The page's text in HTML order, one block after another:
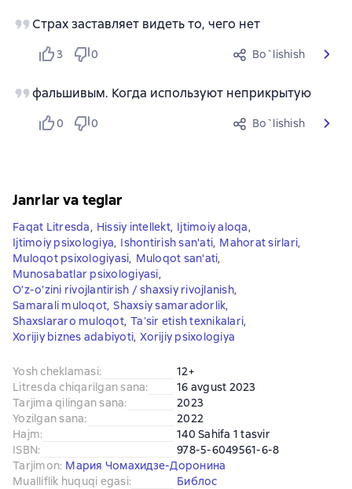
Страх заставляет видеть то, чего нет
3 0 Bo`lishish
фальшивым. Когда используют неприкрытую
0 0 Bo`lishish
Janrlar va teglar
Faqat Litresda, Hissiy intellekt, Ijtimoiy aloqa,
Ijtimoiy psixologiya, Ishontirish san'ati, Mahorat sirlari,
Muloqot psixologiyasi, Muloqot san'ati,
Munosabatlar psixologiyasi,
O’z-o’zini rivojlantirish / shaxsiy rivojlanish,
Samarali muloqot, Shaxsiy samaradorlik,
Shaxslararo muloqot, Taʼsir etish texnikalari,
Xorijiy biznes adabiyoti, Xorijiy psixologiya
Yosh cheklamasi:
12+
Litresda chiqarilgan sana:
16 avgust 2023
Tarjima qilingan sana:
2023
Yozilgan sana:
2022
Hajm:
140 Sahifa 1 tasvir
ISBN:
978-5-6049561-6-8
Tarjimon: Мария Чомахидзе-Доронина
Mualliflik huquqi egasi:
Библос